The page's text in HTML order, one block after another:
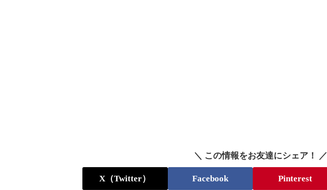
＼ この情報をお友達にシェア！ ／
X（Twitter） Facebook Pinterest